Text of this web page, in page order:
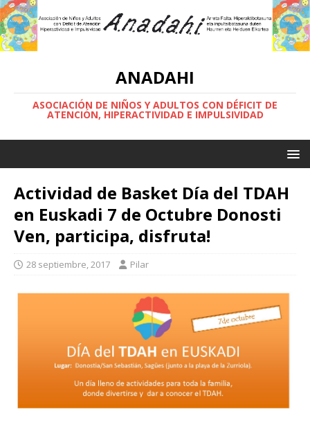
ANADAHI
ASOCIACIÓN DE NIÑOS Y ADULTOS CON DÉFICIT DE
ATENCIÓN, HIPERACTIVIDAD E IMPULSIVIDAD
Actividad de Basket Día del TDAH
en Euskadi 7 de Octubre Donosti
Ven, participa, disfruta!
28 septiembre, 2017 Pilar